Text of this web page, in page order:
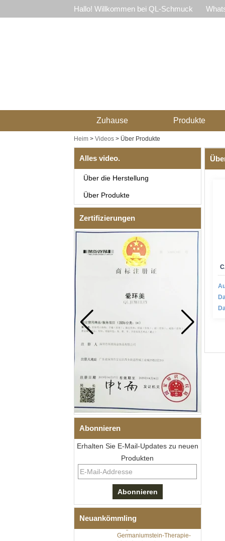
Hallo! Willkommen bei QL-Schmuck
Zuhause Produkte
Heim> Videos> Über Produkte
Alles video.
Über die Herstellung
Über Produkte
Zertifizierungen
Abonnieren
Erhalten Sie E-Mail-Updates zu neuen
Produkten
Neuankömmling
Herren-I-Links-Armband aus
schwarzem Zirkonoxid-
Keramik-Edelstahl 304,
316L-Doppeldruck-
Magnet- und
Germaniumstein-Therapie-
Link-Armband